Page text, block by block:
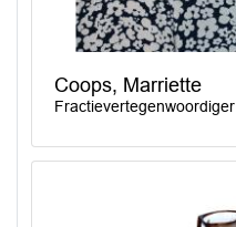
Coops, Marriette
Fractievertegenwoordiger